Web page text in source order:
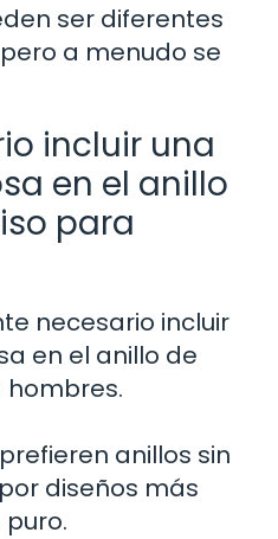
ser diferentes
a menudo se
incluir una
en el anillo
para
necesario incluir
en el anillo de
anillos sin
diseños más